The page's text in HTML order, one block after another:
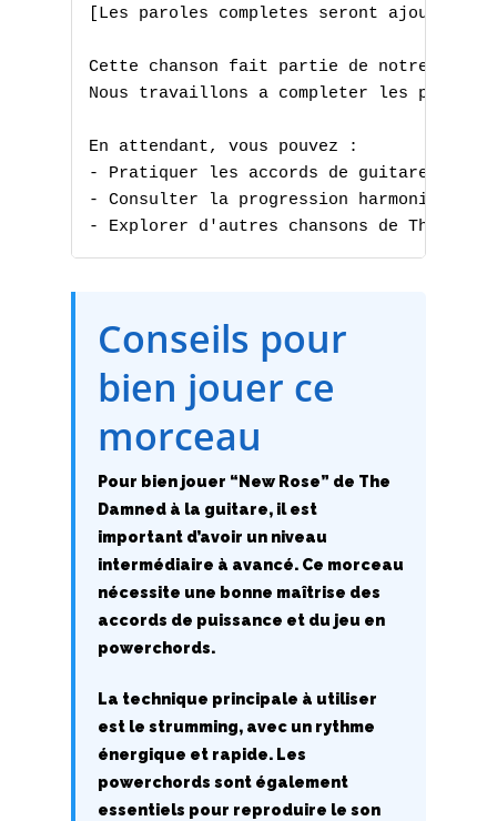
[Les paroles completes seront ajoutees
Cette chanson fait partie de notre
Nous travaillons a completer les
En attendant, vous pouvez :
- Pratiquer les accords de guitare
- Consulter la progression harmonique
- Explorer d'autres chansons de The
Conseils pour
bien jouer ce
morceau
Pour bien jouer “New Rose” de The
Damned à la guitare, il est
important d’avoir un niveau
intermédiaire à avancé. Ce morceau
nécessite une bonne maîtrise des
accords de puissance et du jeu en
powerchords.
La technique principale à utiliser
est le strumming, avec un rythme
énergique et rapide. Les
powerchords sont également
essentiels pour reproduire le son
G
H
I
J
L
M
O
P
Q
S
T
U